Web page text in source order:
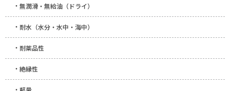
無潤滑・無給油（ドライ）
耐水（水分・水中・海中）
耐薬品性
絶縁性